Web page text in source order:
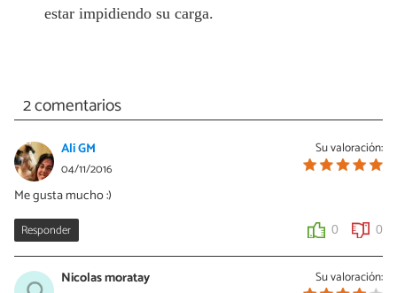
estar impidiendo su carga.
2 comentarios
Su valoración:
Ali GM
04/11/2016
Me gusta mucho :)
Responder 0 0
Su valoración:
Nicolas moratay